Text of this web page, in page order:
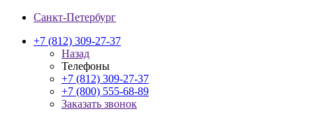
Санкт-Петербург
+7 (812) 309-27-37
Назад
Телефоны
+7 (812) 309-27-37
+7 (800) 555-68-89
Заказать звонок